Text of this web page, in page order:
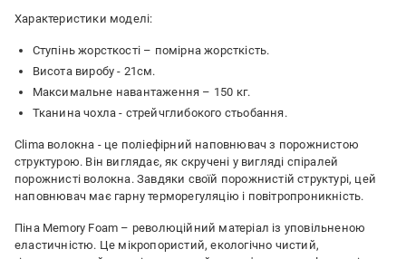
Характеристики моделі:
Ступінь жорсткості – помірна жорсткість.
Висота виробу - 21см.
Максимальне навантаження – 150 кг.
Тканина чохла - стрейчглибокого стьобання.
Clima волокна - це поліефірний наповнювач з порожнистою
структурою. Він виглядає, як скручені у вигляді спіралей
порожнисті волокна. Завдяки своїй порожнистій структурі, цей
наповнювач має гарну терморегуляцію і повітропроникність.
Піна Memory Foam – революційний матеріал із уповільненою
еластичністю. Це мікропористий, екологічно чистий,